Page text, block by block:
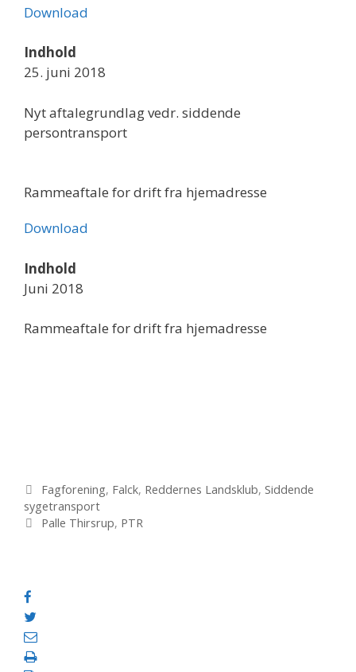
Download
Indhold
25. juni 2018
Nyt aftalegrundlag vedr. siddende
persontransport
Rammeaftale for drift fra hjemadresse
Download
Indhold
Juni 2018
Rammeaftale for drift fra hjemadresse
Kategorier
Fagforening, Falck, Reddernes Landsklub, Siddende
sygetransport
Tags
Palle Thirsrup, PTR